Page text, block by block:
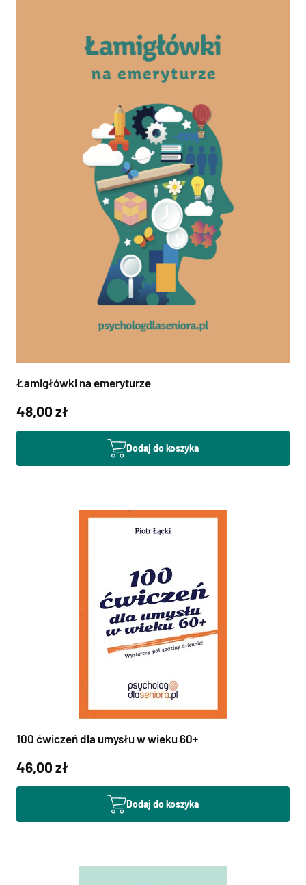
Łamigłówki na emeryturze
48,00 zł
Dodaj do koszyka
100 ćwiczeń dla umysłu w wieku 60+
46,00 zł
Dodaj do koszyka